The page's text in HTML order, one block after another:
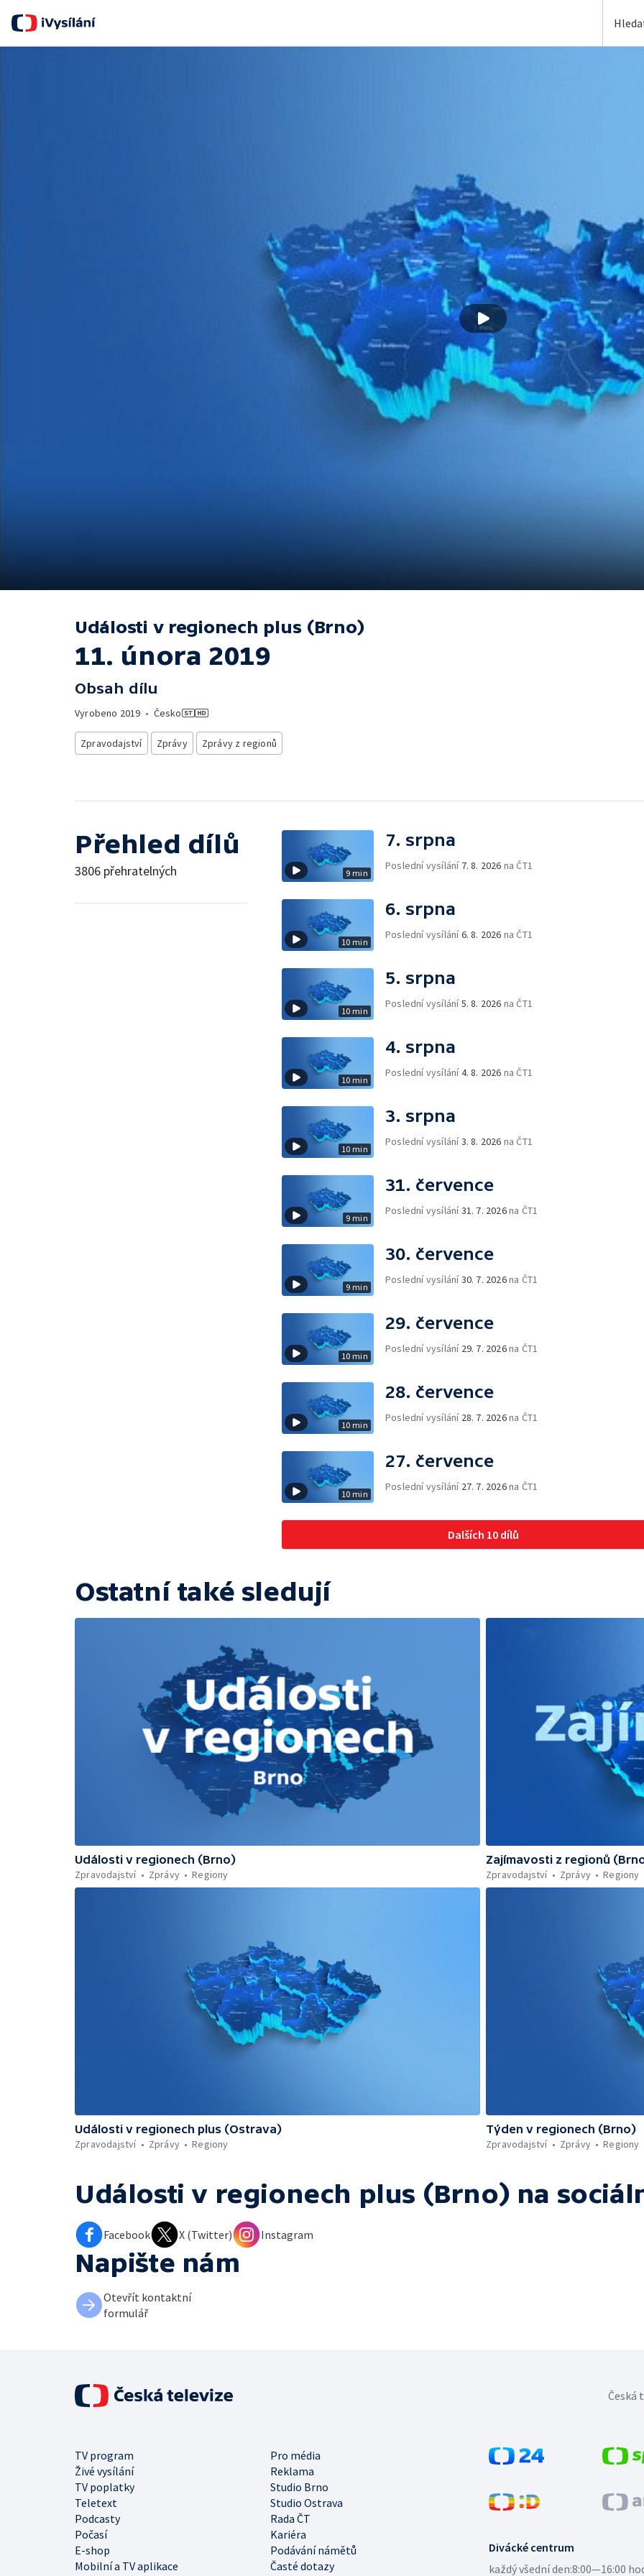
Události v regionech plus (Brno)
11. února 2019
Obsah dílu
Vyrobeno 2019 • Česko
Zpravodajství Zprávy Zprávy z regionů
Přehled dílů
3806 přehratelných 9 min
7. srpna
Poslední vysílání 7. 8. 2026 na ČT1
10 min
6. srpna
Poslední vysílání6. 8. 2026 na ČT1
10 min
5. srpna
Poslední vysílání5. 8. 2026 na ČT1
10 min
4. srpna
Poslední vysílání4. 8. 2026 na ČT1
10 min
3. srpna
Poslední vysílání3. 8. 2026 na ČT1
9 min
31. července
Poslední vysílání31. 7. 2026na ČT1
9 min
30. července
Poslední vysílání30. 7. 2026na ČT1
10 min
29. července
Poslední vysílání 29. 7. 2026na ČT1
10 min
28. července
Poslední vysílání 28. 7. 2026na ČT1
10 min
27. července
Poslední vysílání 27. 7. 2026na ČT1
Dalších 10 dílů
Ostatní také sledují
Události v regionech (Brno)
Zpravodajství
Zprávy Regiony
Zajímavosti z regionů
Zpravodajství
Zprávy Regiony
Události v regionech plus (Ostrava)
Zpravodajství
Zprávy Regiony
Týden v regionech (Brno)
Zpravodajství
Zprávy Regiony
Události v regionech plus (Brno) na
Facebook X (Twitter) Instagram
Napište nám
Otevřít kontaktní
formulář
Divácké centrum
každý všední den:8:00—16:00
TV program
Pro média
Živé vysílání
Reklama
TV poplatky
Studio Brno
Teletext
Studio Ostrava
Podcasty
Rada ČT
Počasí
Kariéra
E-shop
Podávání námětů
Mobilní a TV aplikace
Časté dotazy
Česká